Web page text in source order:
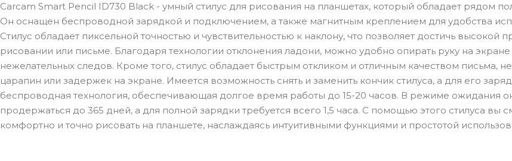
Carcam Smart Pencil ID730 Black - умный стилус для рисования на планшетах, который обладает рядом
Он оснащен беспроводной зарядкой и подключением, а также магнитным креплением для удобства
Стилус обладает пиксельной точностью и чувствительностью к наклону, что позволяет достичь высокой
рисовании или письме. Благодаря технологии отклонения ладони, можно удобно опирать руку на экране
нежелательных следов. Кроме того, стилус обладает быстрым откликом и отличным качеством письма, не
царапин или задержек на экране. Имеется возможность снять и заменить кончик стилуса, а для его
беспроводная технология, обеспечивающая долгое время работы до 15-20 часов. В режиме ожидания
продержаться до 365 дней, а для полной зарядки требуется всего 1,5 часа. С помощью этого стилуса вы
комфортно и точно рисовать на планшете, наслаждаясь интуитивными функциями и простотой